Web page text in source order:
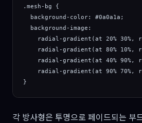
.mesh-bg {
  background-color: #0a0a1a;
  background-image:
radial-gradient(at 20% 30%,
radial-gradient(at 80% 10%,
radial-gradient(at 40% 90%,
radial-gradient(at 90% 70%,
}
각 방사형은 투명으로 페이드되는 부